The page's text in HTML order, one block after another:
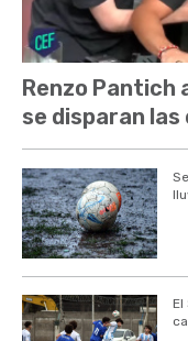
Renzo Pantich
se disparan
El